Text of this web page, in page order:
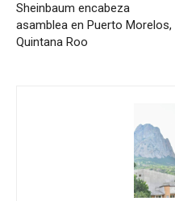
Sheinbaum encabeza
asamblea en Puerto Morelos,
Quintana Roo